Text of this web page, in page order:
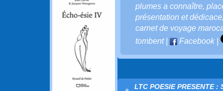
plumes a connaître,
présentation et dédicace
carnet de voyage
tombent| Facebook|
LTC POESIE PRESENTE :